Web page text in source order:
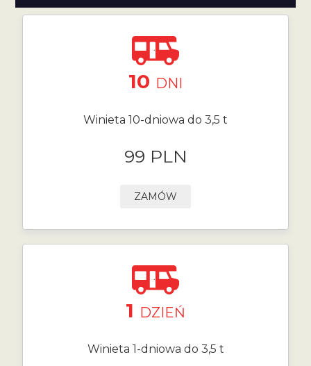
10 DNI
Winieta 10-dniowa do 3,5 t
99 PLN
ZAMÓW
1 DZIEŃ
Winieta 1-dniowa do 3,5 t